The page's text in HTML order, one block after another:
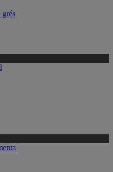
grés